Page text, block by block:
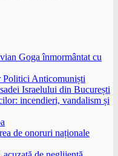
Goga înmormântat cu
Anticomuniști
Israelului din București
incendieri, vandalism și
de onoruri naționale